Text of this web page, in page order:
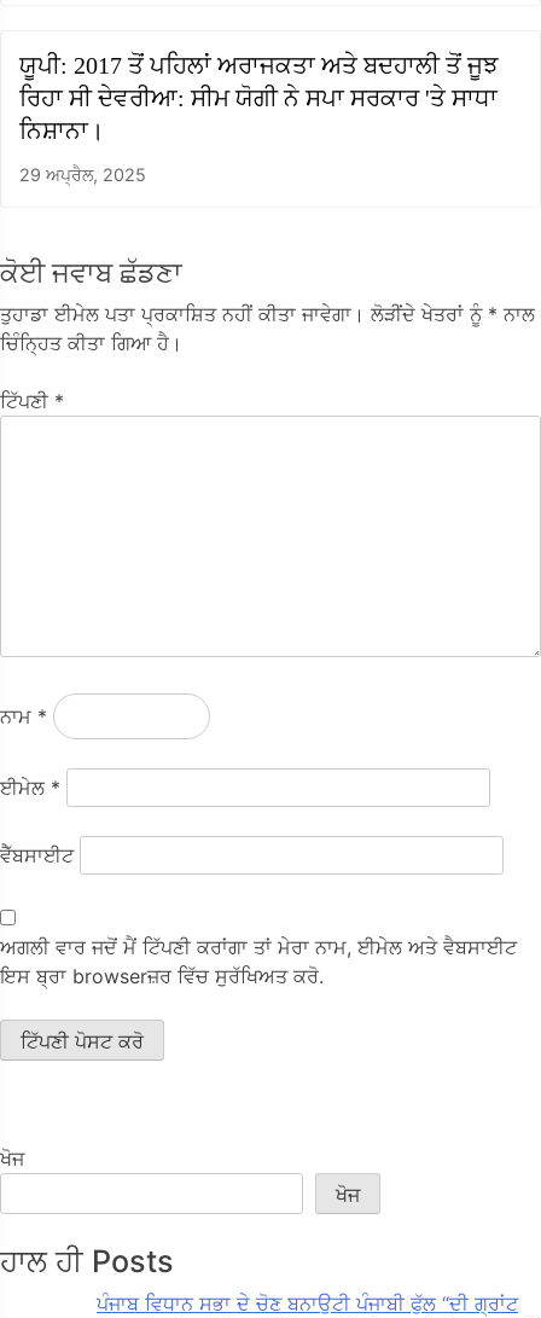
ਯੂਪੀ: 2017 ਤੋਂ ਪਹਿਲਾਂ ਅਰਾਜਕਤਾ ਅਤੇ ਬਦਹਾਲੀ ਤੋਂ ਜੂਝ
ਰਿਹਾ ਸੀ ਦੇਵਰੀਆ: ਸੀਮ ਯੋਗੀ ਨੇ ਸਪਾ ਸਰਕਾਰ 'ਤੇ ਸਾਧਾ
ਨਿਸ਼ਾਨਾ।
29 ਅਪ੍ਰੈਲ, 2025
ਕੋਈ ਜਵਾਬ ਛੱਡਣਾ
ਤੁਹਾਡਾ ਈਮੇਲ ਪਤਾ ਪ੍ਰਕਾਸ਼ਿਤ ਨਹੀਂ ਕੀਤਾ ਜਾਵੇਗਾ। ਲੋੜੀਂਦੇ ਖੇਤਰਾਂ ਨੂੰ * ਨਾਲ
ਚਿੰਨ੍ਹਿਤ ਕੀਤਾ ਗਿਆ ਹੈ।
ਟਿੱਪਣੀ *
ਨਾਮ *
ਈਮੇਲ *
ਵੈੱਬਸਾਈਟ
ਅਗਲੀ ਵਾਰ ਜਦੋਂ ਮੈਂ ਟਿੱਪਣੀ ਕਰਾਂਗਾ ਤਾਂ ਮੇਰਾ ਨਾਮ, ਈਮੇਲ ਅਤੇ ਵੈਬਸਾਈਟ
ਇਸ ਬ੍ਰਾ browserਜ਼ਰ ਵਿੱਚ ਸੁਰੱਖਿਅਤ ਕਰੋ.
ਖੋਜ
ਖੋਜ
ਹਾਲ ਹੀ Posts
ਪੰਜਾਬ ਵਿਧਾਨ ਸਭਾ ਦੇ ਚੋਣ ਬਨਾਉਟੀ ਪੰਜਾਬੀ ਫੁੱਲ “ਦੀ ਗ੍ਰਾਂਟ